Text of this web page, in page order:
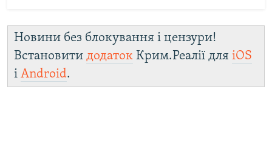
Новини без блокування і цензури!
Встановити додаток Крим.Реалії для iOS
і Android.